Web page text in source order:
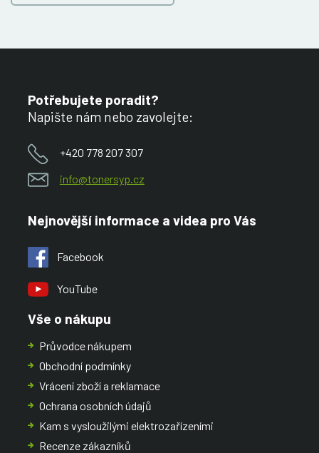
Potřebujete poradit?
Napište nám nebo zavolejte:
+420 778 207 307
info@tonersyp.cz
Nejnovější informace a videa pro Vás
Facebook
YouTube
Vše o nákupu
Průvodce nákupem
Obchodní podmínky
Vrácení zboží a reklamace
Ochrana osobních údajů
Kam s vysloužilými elektrozařízeními
Recenze zákazníků